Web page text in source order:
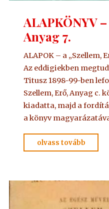
ALAPKÖNYV
Anyag 7.
ALAPOK – a „Szellem,
Az eddigiekben
Titusz 1898-99-ben
Szellem, Erő, Anyag c.
kiadatta, majd a
a könyv
olvass tovább
–
Erő,
7."